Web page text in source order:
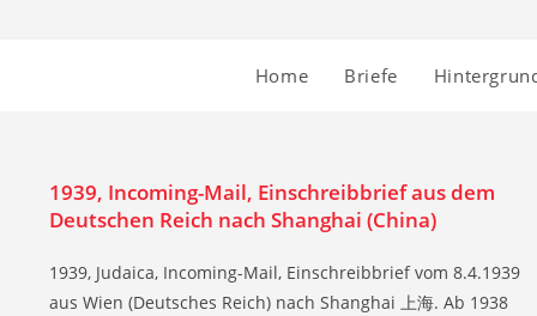
Home Briefe
1939, Incoming-Mail, Einschreibbrief aus dem
Deutschen Reich nach Shanghai (China)
1939, Judaica, Incoming-Mail, Einschreibbrief vom 8.4.1939
aus Wien (Deutsches Reich) nach Shanghai 上海. Ab 1938